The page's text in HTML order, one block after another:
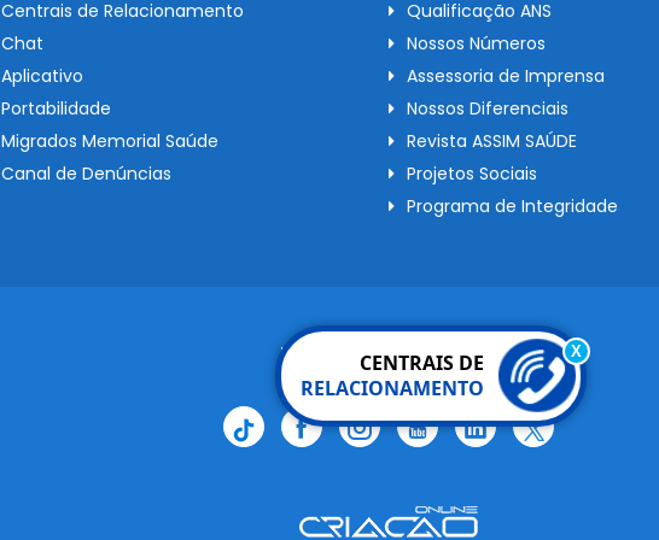
Centrais de Relacionamento
Chat
Aplicativo
Portabilidade
Migrados Memorial Saúde
Canal de Denúncias
Qualificação ANS
Nossos Números
Assessoria de Imprensa
Nossos Diferenciais
Revista ASSIM SAÚDE
Projetos Sociais
Programa de Integridade
Redes Sociais
CENTRAIS DE
RELACIONAMENTO
X